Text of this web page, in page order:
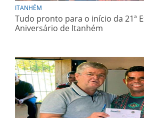
ITANHÉM
Tudo pronto para o início da 21ª
Aniversário de Itanhém